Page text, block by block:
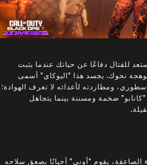
للقتال دفاعًا عن حياتك عندما يثبت
نحوك. يجسد هذا "اليوكاي" أسمى
ومطاردته لأعدائه لا تعرف الهوادة؛
ضخمة ومسننة بينما يتجاهل
الصاعقة، يقوم "أوني" أحيانًا بصعق سلاحه